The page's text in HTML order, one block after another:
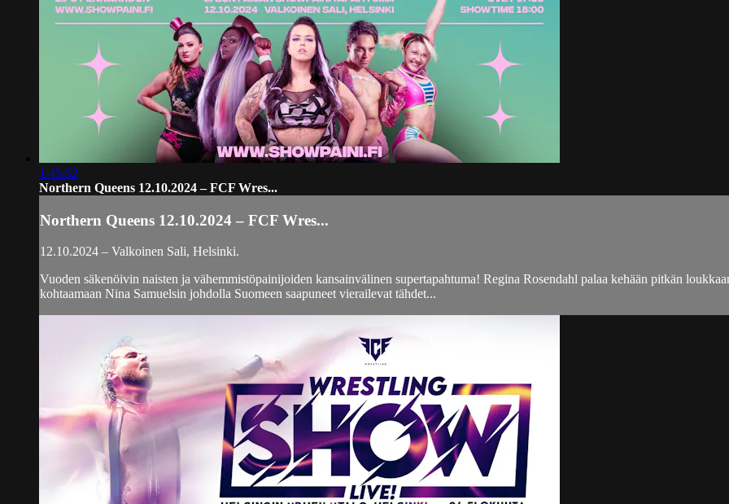
1:45:52
Northern Queens 12.10.2024 – FCF Wres...
Northern Queens 12.10.2024 – FCF Wres...
12.10.2024 – Valkoinen Sali, Helsinki.
Vuoden säkenöivin naisten ja vähemmistöpainijoiden kansainvälinen supertapahtuma! Regina Rosendahl palaa kehään pitkän
kohtaamaan Nina Samuelsin johdolla Suomeen saapuneet vierailevat tähdet...